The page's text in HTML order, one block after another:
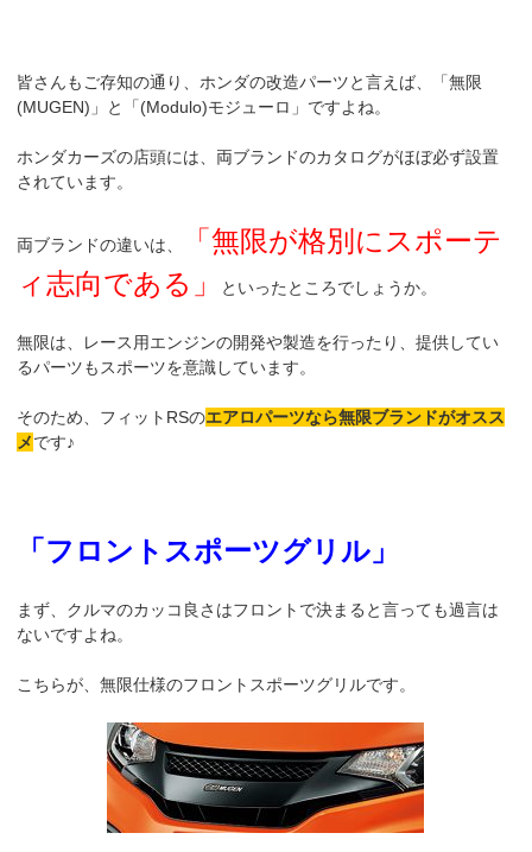
皆さんもご存知の通り、ホンダの改造パーツと言えば、「無限
(MUGEN)」と「(Modulo)モジューロ」ですよね。
ホンダカーズの店頭には、両ブランドのカタログがほぼ必ず設置
されています。
両ブランドの違いは、
「無限が格別にスポーテ
ィ志向である」
といったところでしょうか。
無限は、レース用エンジンの開発や製造を行ったり、提供してい
るパーツもスポーツを意識しています。
そのため、フィットRSのエアロパーツなら無限ブランドがオスス
メです♪
「フロントスポーツグリル」
まず、クルマのカッコ良さはフロントで決まると言っても過言は
ないですよね。
こちらが、無限仕様のフロントスポーツグリルです。